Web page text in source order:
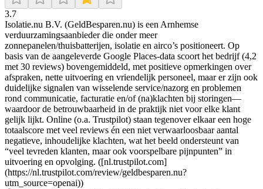
3.7
Isolatie.nu B.V. (GeldBesparen.nu) is een Arnhemse
verduurzamingsaanbieder die onder meer
zonnepanelen/thuisbatterijen, isolatie en airco’s positioneert. Op
basis van de aangeleverde Google Places-data scoort het bedrijf (4,2
met 30 reviews) bovengemiddeld, met positieve opmerkingen over
afspraken, nette uitvoering en vriendelijk personeel, maar er zijn ook
duidelijke signalen van wisselende service/nazorg en problemen
rond communicatie, facturatie en/of (na)klachten bij storingen—
waardoor de betrouwbaarheid in de praktijk niet voor elke klant
gelijk lijkt. Online (o.a. Trustpilot) staan tegenover elkaar een hoge
totaalscore met veel reviews én een niet verwaarloosbaar aantal
negatieve, inhoudelijke klachten, wat het beeld ondersteunt van
“veel tevreden klanten, maar ook voorspelbare pijnpunten” in
uitvoering en opvolging. ([nl.trustpilot.com]
(https://nl.trustpilot.com/review/geldbesparen.nu?
utm_source=openai))